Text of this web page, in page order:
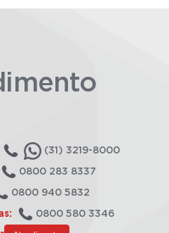
(31) 3219-8000
0800 283 8337
0800 940 5832
0800 580 3346